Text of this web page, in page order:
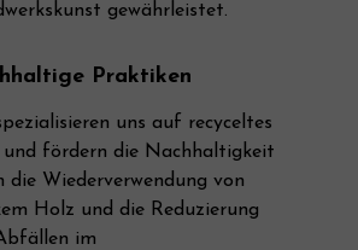
uns auf recyceltes
und fördern die Nachhaltigkeit
die Wiederverwendung von
Holz und die Reduzierung
im
Praktiken
gewährleistet.